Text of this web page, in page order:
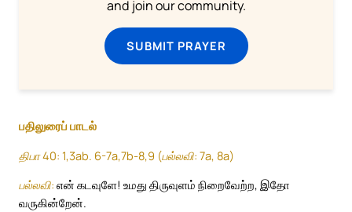
and join our community.
SUBMIT PRAYER
பதிலுரைப் பாடல்
திபா 40: 1,3ab. 6-7a,7b-8,9 (பல்லவி: 7a, 8a)
பல்லவி: என் கடவுளே! உமது திருவுளம் நிறைவேற்ற, இதோ
வருகின்றேன்.